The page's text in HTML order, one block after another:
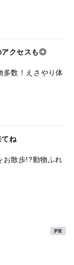
アクセスも◎
多数！えさやり体
ね
お散歩!?動物ふれ